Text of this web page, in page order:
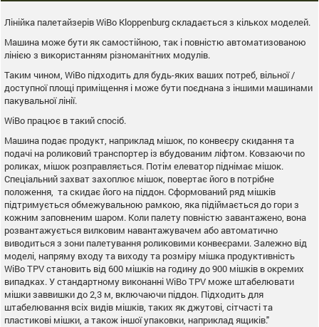
Лінійка палетайзерів WiBo Kloppenburg складається з кількох моделей.
Машина може бути як самостійною, так і повністю автоматизованою
лінією з використанням різноманітних модулів.
Таким чином, WiBo підходить для будь-яких ваших потреб, вільної /
доступної площі приміщення і може бути поєднана з іншими машинами
пакувальної лінії.
WiBo працює в такий спосіб.
Машина подає продукт, наприклад мішок, по конвеєру скидання та
подачі на роликовий транспортер із вбудованим ліфтом. Ковзаючи по
роликах, мішок розправляється. Потім елеватор піднімає мішок.
Спеціальний захват захоплює мішок, повертає його в потрібне
положення, та скидає його на піддон. Сформований ряд мішків
підтримується обмежувальною рамкою, яка підіймається до гори з
кожним заповненим шаром. Коли палету повністю завантажено, вона
розвантажується вилковим навантажувачем або автоматично
виводиться з зони палетування роликовими конвеєрами. Залежно від
моделі, напряму входу та виходу та розміру мішка продуктивність
WiBo TPV становить від 600 мішків на годину до 900 мішків в окремих
випадках. У стандартному виконанні WiBo TPV може штабелювати
мішки заввишки до 2,3 м, включаючи піддон. Підходить для
штабелювання всіх видів мішків, таких як джутові, сітчасті та
пластикові мішки, а також іншої упаковки, наприклад ящиків."